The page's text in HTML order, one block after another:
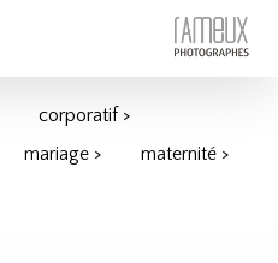
corporatif >
mariage >
maternité >